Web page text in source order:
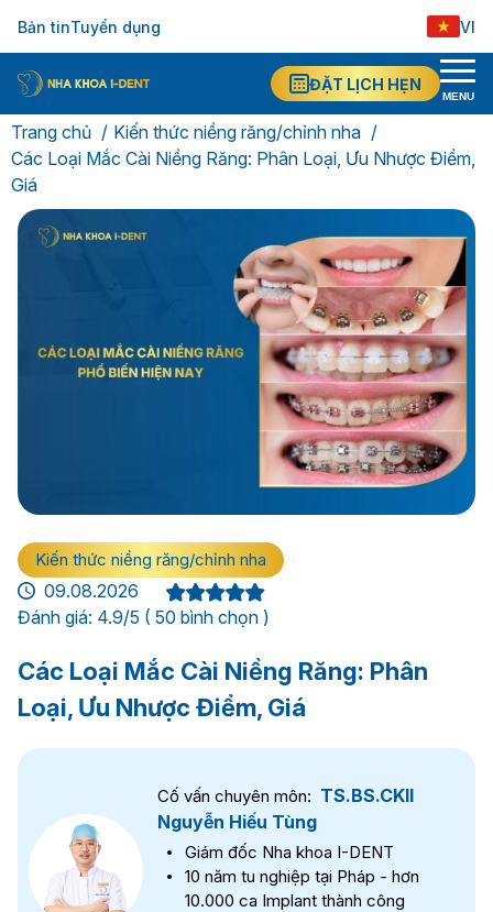
Bản tinTuyển dụng VI
ĐẶT LỊCH HẸN
MENU
Trang chủ
Kiến thức niềng răng/chỉnh nha
Các Loại Mắc Cài Niềng Răng: Phân Loại, Ưu Nhược Điểm,
Giá
Kiến thức niềng răng/chỉnh nha
09.08.2026
Đánh giá: 4.9/5 ( 50 bình chọn )
Các Loại Mắc Cài Niềng Răng: Phân
Loại, Ưu Nhược Điểm, Giá
Cố vấn chuyên môn: TS.BS.CKII
Nguyễn Hiếu Tùng
Giám đốc Nha khoa I-DENT
10 năm tu nghiệp tại Pháp - hơn
10.000 ca Implant thành công